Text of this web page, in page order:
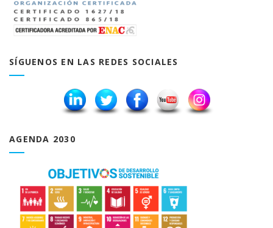
SÍGUENOS EN LAS REDES SOCIALES
AGENDA 2030